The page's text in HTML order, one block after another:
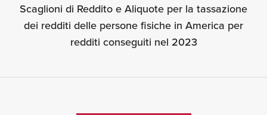
Scaglioni di Reddito e Aliquote per la tassazione
dei redditi delle persone fisiche in America per
redditi conseguiti nel 2023